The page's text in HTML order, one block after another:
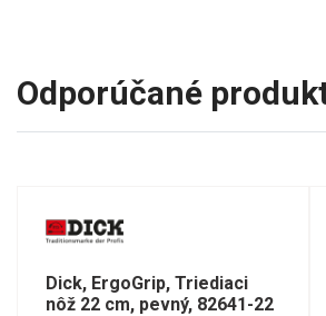
Odporúčané
Dick, ErgoGrip, Triediaci
nôž 22 cm, pevný, 82641-22